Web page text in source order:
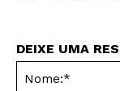
DEIXE UMA